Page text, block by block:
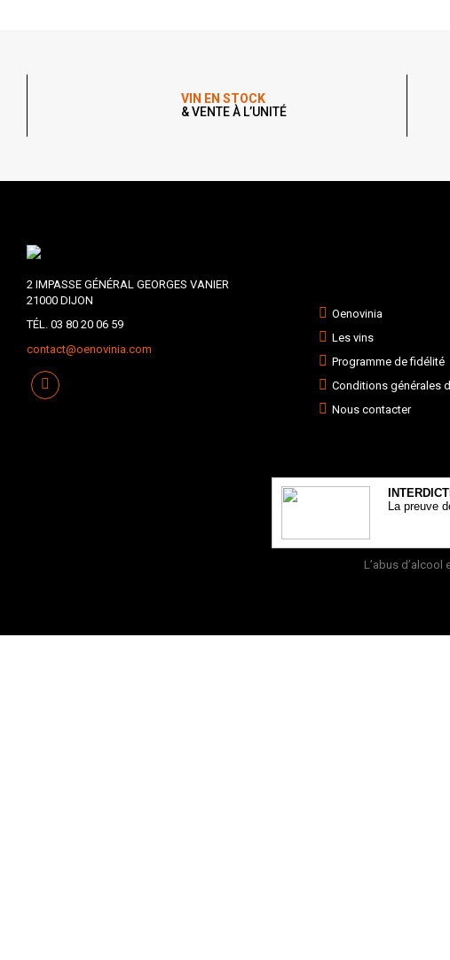
VIN EN STOCK
& VENTE À L’UNITÉ
2 IMPASSE GÉNÉRAL GEORGES VANIER
21000 DIJON
TÉL. 03 80 20 06 59
contact@oenovinia.com
Oenovinia
Les vins
Programme de fidélité
Conditions générales
Nous contacter
La preuve
L’abus